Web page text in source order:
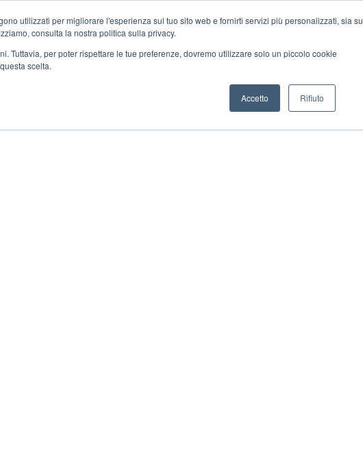
utilizzati per migliorare l'esperienza sul tuo sito web e fornirti servizi più personalizzati, sia su
consulta la nostra politica sulla privacy.
Tuttavia, per poter rispettare le tue preferenze, dovremo utilizzare solo un piccolo cookie
scelta.
Accetto Rifiuto